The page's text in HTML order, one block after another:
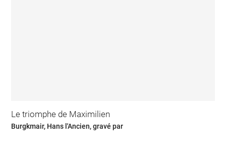
Le triomphe de Maximilien
Burgkmair, Hans l'Ancien, gravé par